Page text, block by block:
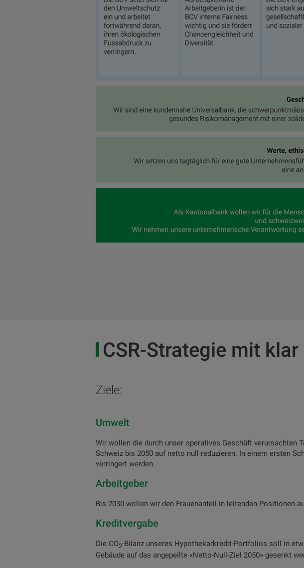
CSR-Strategie mit
Ziele:
Umwelt
Wir wollen die durch unser operatives Geschäft verursachten
Schweiz bis 2050 auf netto null reduzieren. In einem ersten
verringert werden.
Arbeitgeber
Bis 2030 wollen wir den Frauenanteil in leitenden Positionen
Kreditvergabe
Die CO2-Bilanz unseres Hypothekarkredit-Portfolios soll in
Gebäude auf das angepeilte «Netto-Null-Ziel 2050» gesenkt